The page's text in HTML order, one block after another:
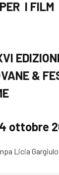
PER I
&
ottobre
Licia Gargiulo